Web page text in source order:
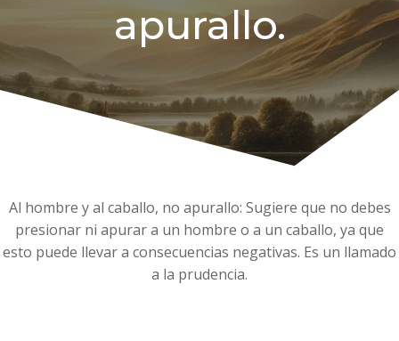
apurallo.
Al hombre y al caballo, no apurallo: Sugiere que no debes
presionar ni apurar a un hombre o a un caballo, ya que
esto puede llevar a consecuencias negativas. Es un llamado
a la prudencia.